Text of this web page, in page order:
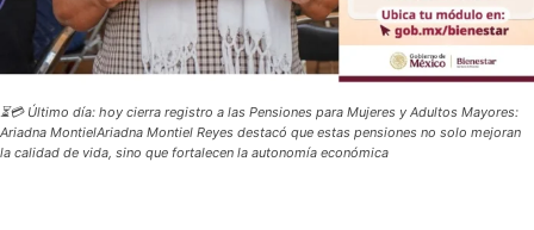
⏳💳 Último día: hoy cierra registro a las Pensiones para Mujeres y Adultos Mayores:
Ariadna MontielAriadna Montiel Reyes destacó que estas pensiones no solo mejoran
la calidad de vida, sino que fortalecen la autonomía económica